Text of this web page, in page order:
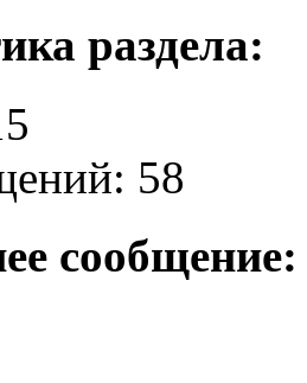
раздела:
58
сообщение: